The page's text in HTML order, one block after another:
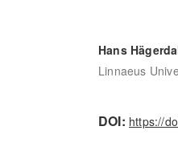
Hans
Linnaeus
DOI: https://